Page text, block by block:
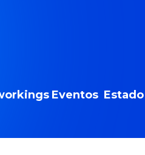
Eventos